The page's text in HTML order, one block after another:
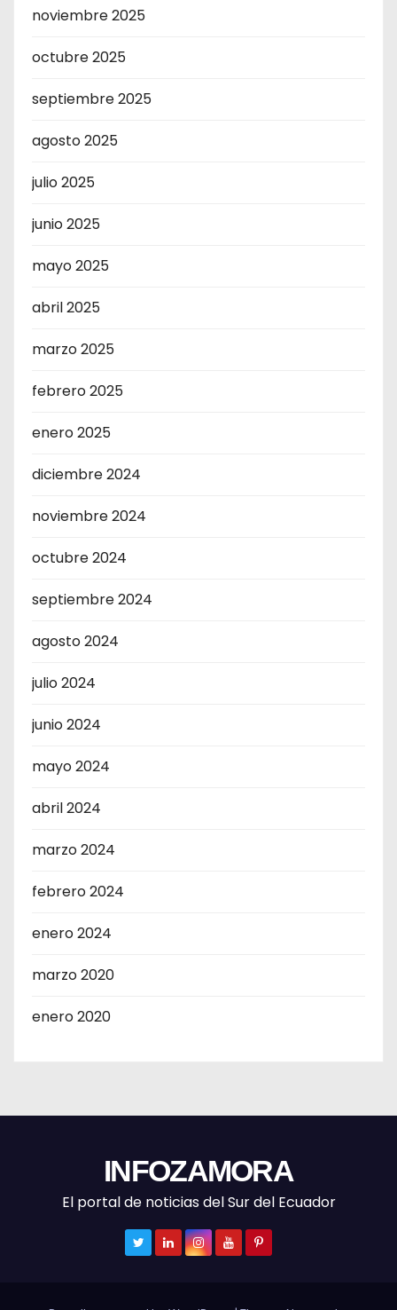
noviembre 2025
octubre 2025
septiembre 2025
agosto 2025
julio 2025
junio 2025
mayo 2025
abril 2025
marzo 2025
febrero 2025
enero 2025
diciembre 2024
noviembre 2024
octubre 2024
septiembre 2024
agosto 2024
julio 2024
junio 2024
mayo 2024
abril 2024
marzo 2024
febrero 2024
enero 2024
marzo 2020
enero 2020
INFOZAMORA
El portal de noticias del Sur del Ecuador